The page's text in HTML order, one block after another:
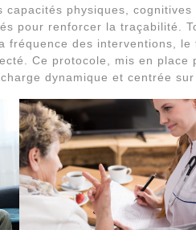
physiques,
pour renforcer la traçabilité.
fréquence des interventions, le
Ce protocole, mis en place
dynamique et centrée sur